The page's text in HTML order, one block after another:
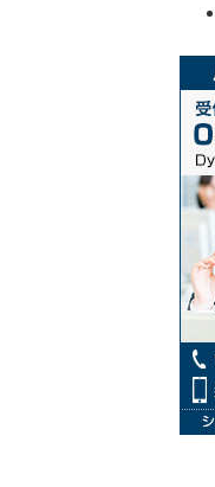
ー
初
に
移
動